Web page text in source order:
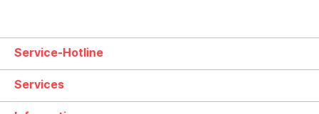
Service-Hotline
Services